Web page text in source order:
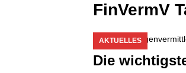
FinVermV
AKTUELLES
Die